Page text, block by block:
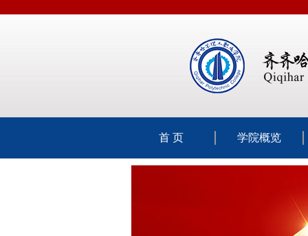
首 页 学院概览